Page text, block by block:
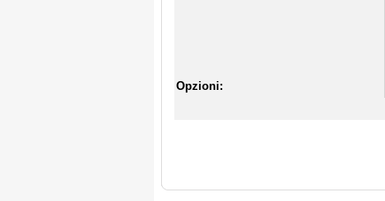
Opzioni: